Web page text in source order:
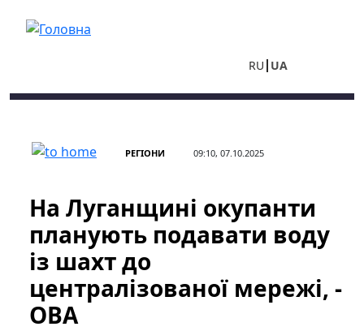
RU UA
РЕГІОНИ 09:10, 07.10.2025
На Луганщині окупанти
планують подавати воду
із шахт до
централізованої мережі, -
ОВА